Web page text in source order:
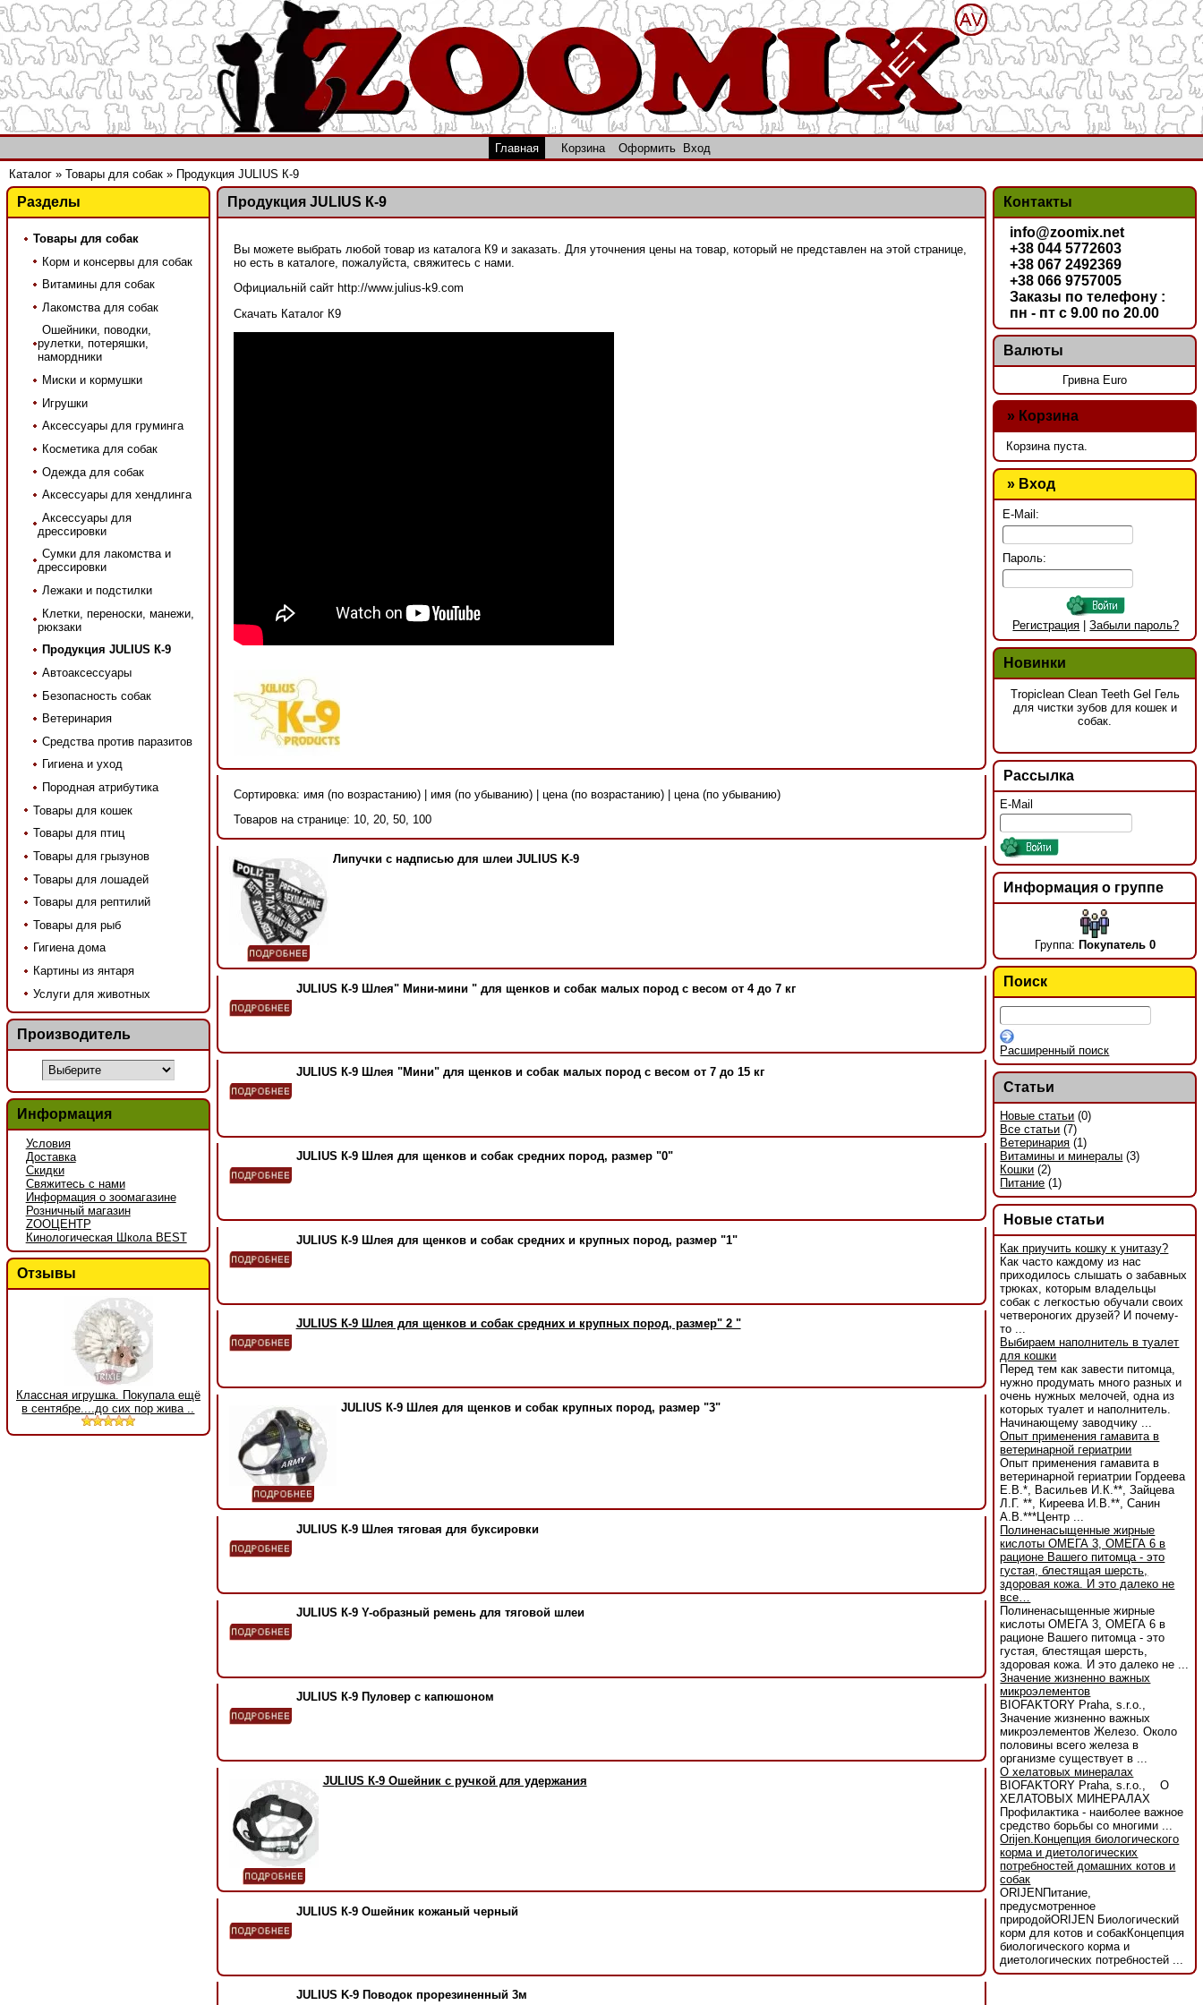
Главная Корзина Оформить
Вход
Каталог » Товары для собак » Продукция JULIUS К-9
Продукция JULIUS К-9
Вы можете выбрать любой товар из каталога К9 и заказать. Для уточнения цены на товар, который не представлен на этой странице,
но есть в каталоге, пожалуйста, свяжитесь с нами.
Официальній сайт http://www.julius-k9.com
Скачать Каталог К9
Сортировка: имя (по возрастанию) | имя (по убыванию) | цена (по возрастанию) | цена (по убыванию)
Товаров на странице: 10, 20, 50, 100
Липучки с надписью для шлеи JULIUS K-9
JULIUS К-9 Шлея" Мини-мини " для щенков и собак малых пород с весом от 4 до 7 кг
JULIUS К-9 Шлея "Мини" для щенков и собак малых пород с весом от 7 до 15 кг
JULIUS К-9 Шлея для щенков и собак средних пород, размер "0"
JULIUS К-9 Шлея для щенков и собак средних и крупных пород, размер "1"
JULIUS К-9 Шлея для щенков и собак средних и крупных пород, размер" 2 "
JULIUS К-9 Шлея для щенков и собак крупных пород, размер "3"
JULIUS К-9 Шлея тяговая для буксировки
JULIUS К-9 Y-образный ремень для тяговой шлеи
JULIUS К-9 Пуловер с капюшоном
JULIUS К-9 Ошейник с ручкой для удержания
JULIUS К-9 Ошейник кожаный черный
JULIUS K-9 Поводок прорезиненный 3м
Разделы
Товары для собак
Корм и консервы для собак
Витамины для собак
Лакомства для собак
Ошейники, поводки,
рулетки, потеряшки,
намордники
Миски и кормушки
Игрушки
Аксессуары для груминга
Косметика для собак
Одежда для собак
Аксессуары для хендлинга
Аксессуары для
дрессировки
Сумки для лакомства и
дрессировки
Лежаки и подстилки
Клетки, переноски, манежи,
рюкзаки
Продукция JULIUS К-9
Автоаксессуары
Безопасность собак
Ветеринария
Средства против паразитов
Гигиена и уход
Породная атрибутика
Товары для кошек
Товары для птиц
Товары для грызунов
Товары для лошадей
Товары для рептилий
Товары для рыб
Гигиена дома
Картины из янтаря
Услуги для животных
Производитель
Информация
Условия
Доставка
Скидки
Свяжитесь с нами
Информация о зоомагазине
Розничный магазин
ZOOЦЕНТР
Кинологическая Школа BEST
Отзывы
Классная игрушка. Покупала ещё
в сентябре....до сих пор жива ..
Контакты
info@zoomix.net
+38 044 5772603
+38 067 2492369
+38 066 9757005
Заказы по телефону :
пн - пт с 9.00 по 20.00
Валюты
Гривна Euro
» Корзина
Корзина пуста.
» Вход
E-Mail:
Пароль:
Регистрация |Забыли пароль?
Новинки
Tropiclean Clean Teeth Gel Гель
для чистки зубов для кошек и
собак.
Рассылка
E-Mail
Информация о группе
Группа: Покупатель 0
Поиск
Расширенный поиск
Статьи
Новые статьи (0)
Все статьи (7)
Ветеринария (1)
Витамины и минералы (3)
Кошки (2)
Питание (1)
Новые статьи
Как приучить кошку к унитазу?
Как часто каждому из нас
приходилось слышать о забавных
трюках, которым владельцы
собак с легкостью обучали своих
четвероногих друзей? И почему-
то ...
Выбираем наполнитель в туалет
для кошки
Перед тем как завести питомца,
нужно продумать много разных и
очень нужных мелочей, одна из
которых туалет и наполнитель.
Начинающему заводчику ...
Опыт применения гамавита в
ветеринарной гериатрии
Опыт применения гамавита в
ветеринарной гериатрии Гордеева
Е.В.*, Васильев И.К.**, Зайцева
Л.Г. **, Киреева И.В.**, Санин
А.В.***Центр ...
Полиненасыщенные жирные
кислоты ОМЕГА 3, ОМЕГА 6 в
рационе Вашего питомца - это
густая, блестящая шерсть,
здоровая кожа. И это далеко не
все…
Полиненасыщенные жирные
кислоты ОМЕГА 3, ОМЕГА 6 в
рационе Вашего питомца - это
густая, блестящая шерсть,
здоровая кожа. И это далеко не ...
Значение жизненно важных
микроэлементов
BIOFAKTORY Praha, s.r.o.,
Значение жизненно важных
микроэлементов Железо. Около
половины всего железа в
организме существует в ...
О хелатовых минералах
BIOFAKTORY Praha, s.r.o., О
ХЕЛАТОВЫХ МИНЕРАЛАХ
Профилактика - наиболее важное
средство борьбы со многими ...
Orijen.Концепция биологического
корма и диетологических
потребностей домашних котов и
собак
ORIJENПитание,
предусмотренное
природойORIJEN Биологический
корм для котов и собакКонцепция
биологического корма и
диетологических потребностей ...